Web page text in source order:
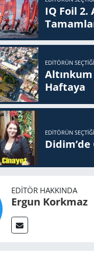
IQ Foil 2.
EDITÖRÜN SEÇTIĞI
Haftaya
EDITÖRÜN SEÇTIĞI
EDITÖR HAKKINDA
Ergun Korkmaz